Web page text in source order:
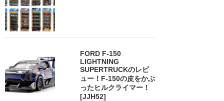
FORD F-150
LIGHTNING
SUPERTRUCKのレビ
ュー！F-150の皮をかぶ
ったヒルクライマー！
[JJH52]